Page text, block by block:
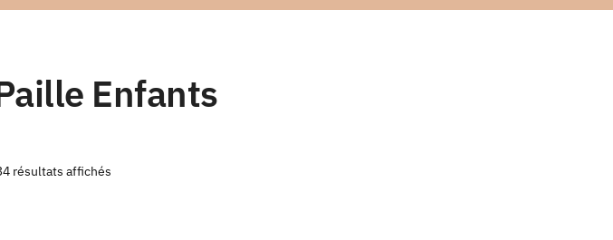
Enfants
résultats affichés